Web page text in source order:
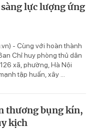
lực lượng ứng
- Cùng với hoàn thành
Chỉ huy phòng thủ dân
xã, phường, Hà Nội
tập huấn, xây ...
thương bụng kín,
kịch